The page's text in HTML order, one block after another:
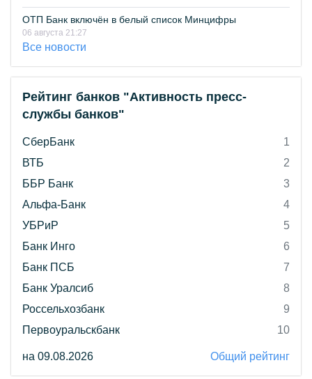
ОТП Банк включён в белый список Минцифры
06 августа 21:27
Все новости
Рейтинг банков "Активность пресс-
службы банков"
СберБанк
1
ВТБ
2
ББР Банк
3
Альфа-Банк
4
УБРиР
5
Банк Инго
6
Банк ПСБ
7
Банк Уралсиб
8
Россельхозбанк
9
Первоуральскбанк
10
на 09.08.2026 Общий рейтинг